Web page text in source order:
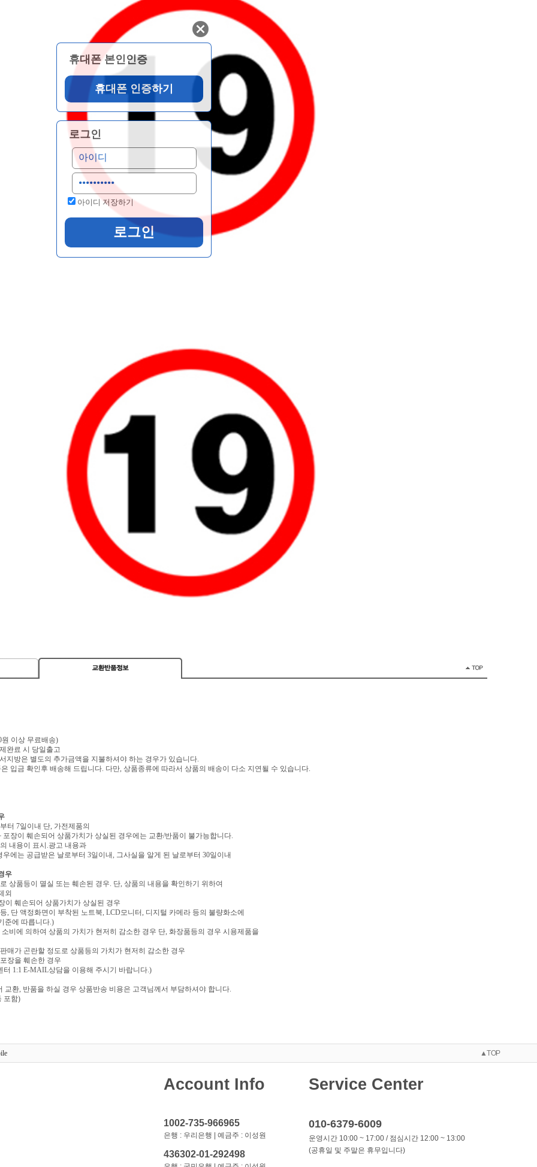
휴대폰 본인인증
로그인
아이디 저장하기
원 이상 무료배송)
완료 시 당일출고
지방은 별도의 추가금액을 지불하셔야 하는 경우가 있습니다.
입금 확인후 배송해 드립니다. 다만, 상품종류에 따라서 상품의 배송이 다소 지연될 수 있습니다.
터 7일이내 단, 가전제품의
장이 훼손되어 상품가치가 상실된 경우에는 교환/반품이 불가능합니다.
내용이 표시.광고 내용과
에는 공급받은 날로부터 3일이내, 그사실을 알게 된 날로부터 30일이내
우
상품등이 멸실 또는 훼손된 경우. 단, 상품의 내용을 확인하기 위하여
외
이 훼손되어 상품가치가 상실된 경우
, 단 액정화면이 부착된 노트북, LCD모니터, 디지털 카메라 등의 불량화소에
준에 따릅니다.)
비에 의하여 상품의 가치가 현저히 감소한 경우 단, 화장품등의 경우 시용제품을
매가 곤란할 정도로 상품등의 가치가 현저히 감소한 경우
장을 훼손한 경우
터 1:1 E-MAIL상담을 이용해 주시기 바랍니다.)
환, 반품을 하실 경우 상품반송 비용은 고객님께서 부담하셔야 합니다.
포함)
▲TOP
Account Info
1002-735-966965
은행 : 우리은행 | 예금주 : 이성원
436302-01-292498
Service Center
010-6379-6009
운영시간 10:00 ~ 17:00 / 점심시간 12:00 ~ 13:00
(공휴일 및 주말은 휴무입니다)